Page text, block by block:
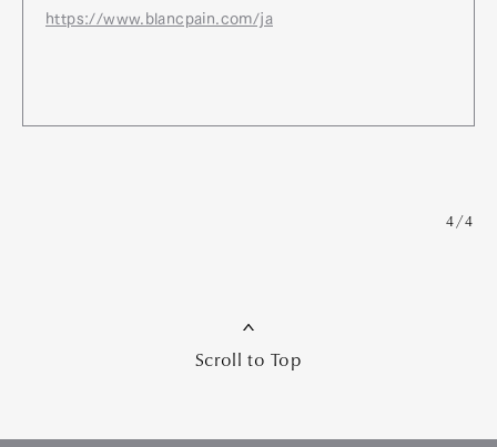
https://www.blancpain.com/ja
4/4
Scroll to Top